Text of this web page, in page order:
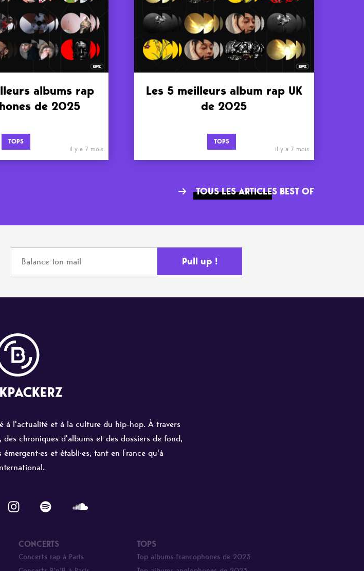
albums rap
de 2025
TOPS
il y a 7 mois
Les 5 meilleurs album rap UK
de 2025
TOPS
il y a 7 mois
TOUS LES ARTICLES BEST OF
à l'actualité et à la culture du hip-hop. À travers
chroniques d'albums et des dossiers de fond,
et établi·es, tant en France qu'à
CONCERTS
Concerts rap à Paris
TOPS
Top albums francophones de 2023